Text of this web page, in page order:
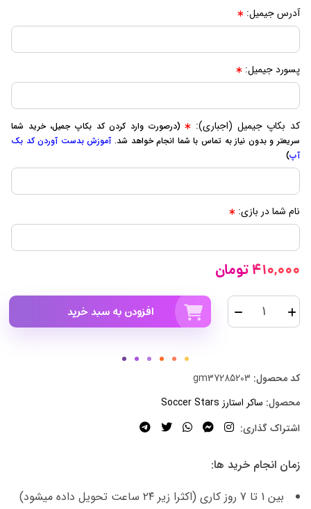
آدرس جیمیل:
پسورد جیمیل:
کد بکاپ جیمیل (اجباری):
(درصورت وارد کردن کد بکاپ جمیل، خرید شما
سریعتر و بدون نیاز به تماس با شما انجام خواهد شد.آموزش بدست آوردن کد بک
آپ)
نام شما در بازی:
410,000 تومان
افزودن به سبد خرید
کد محصول:
محصول: ساکر استارز Soccer Stars
اشتراک گذاری:
زمان انجام خرید ها:
بین 1 تا 7 روز کاری (اکثرا زیر ۲۴ ساعت تحویل داده میشود)